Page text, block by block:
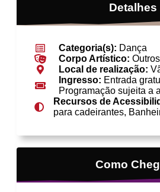
Detalhes
Categoria(s): Dança
Corpo Artístico: Outros
Local de realização:
Ingresso: Entrada
Programação sujeita a
Recursos de
para cadeirantes,
Como